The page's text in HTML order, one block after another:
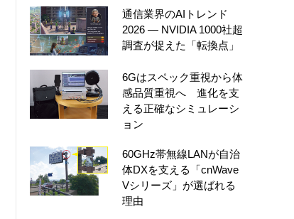
通信業界のAIトレンド
2026 ― NVIDIA 1000社超
調査が捉えた「転換点」
6Gはスペック重視から体
感品質重視へ 進化を支
える正確なシミュレーシ
ョン
60GHz帯無線LANが自治
体DXを支える「cnWave
Vシリーズ」が選ばれる
理由